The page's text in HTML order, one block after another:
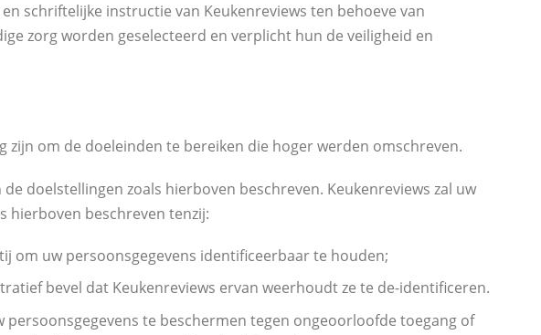
schriftelĳke instructie van Keukenreviews ten behoeve van
zorg worden geselecteerd en verplicht hun de veiligheid en
om de doeleinden te bereiken die hoger werden omschreven.
doelstellingen zoals hierboven beschreven. Keukenreviews zal uw
hierboven beschreven tenzij:
om uw persoonsgegevens identificeerbaar te houden;
bevel dat Keukenreviews ervan weerhoudt ze te de-identificeren.
te beschermen tegen ongeoorloofde toegang of